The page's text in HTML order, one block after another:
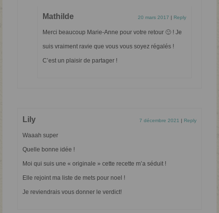
Mathilde 20 mars 2017 | Reply
Merci beaucoup Marie-Anne pour votre retour 🙂 ! Je
suis vraiment ravie que vous vous soyez régalés !
C’est un plaisir de partager !
Lily 7 décembre 2021 | Reply
Waaah super
Quelle bonne idée !
Moi qui suis une « originale » cette recette m’a séduit !
Elle rejoint ma liste de mets pour noel !
Je reviendrais vous donner le verdict!